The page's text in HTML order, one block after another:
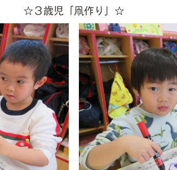
☆３歳児「凧作り」☆